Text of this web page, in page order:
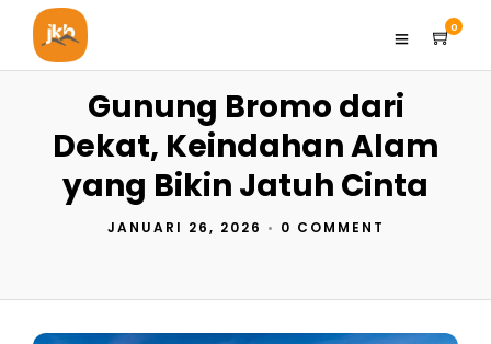
0
Gunung Bromo dari
Dekat, Keindahan Alam
yang Bikin Jatuh Cinta
JANUARI 26, 2026 • 0 COMMENT